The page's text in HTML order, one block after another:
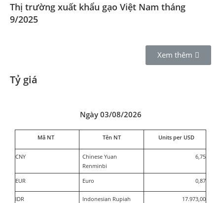
Thị trường xuất khẩu gạo Việt Nam tháng
9/2025
Xem thêm
Tỷ giá
Ngày 03/08/2026
Mã NT Tên NT Units per USD
CNY
Chinese Yuan
Renminbi
6,75
EUR Euro 0,87
IDR Indonesian Rupiah 17.973,00